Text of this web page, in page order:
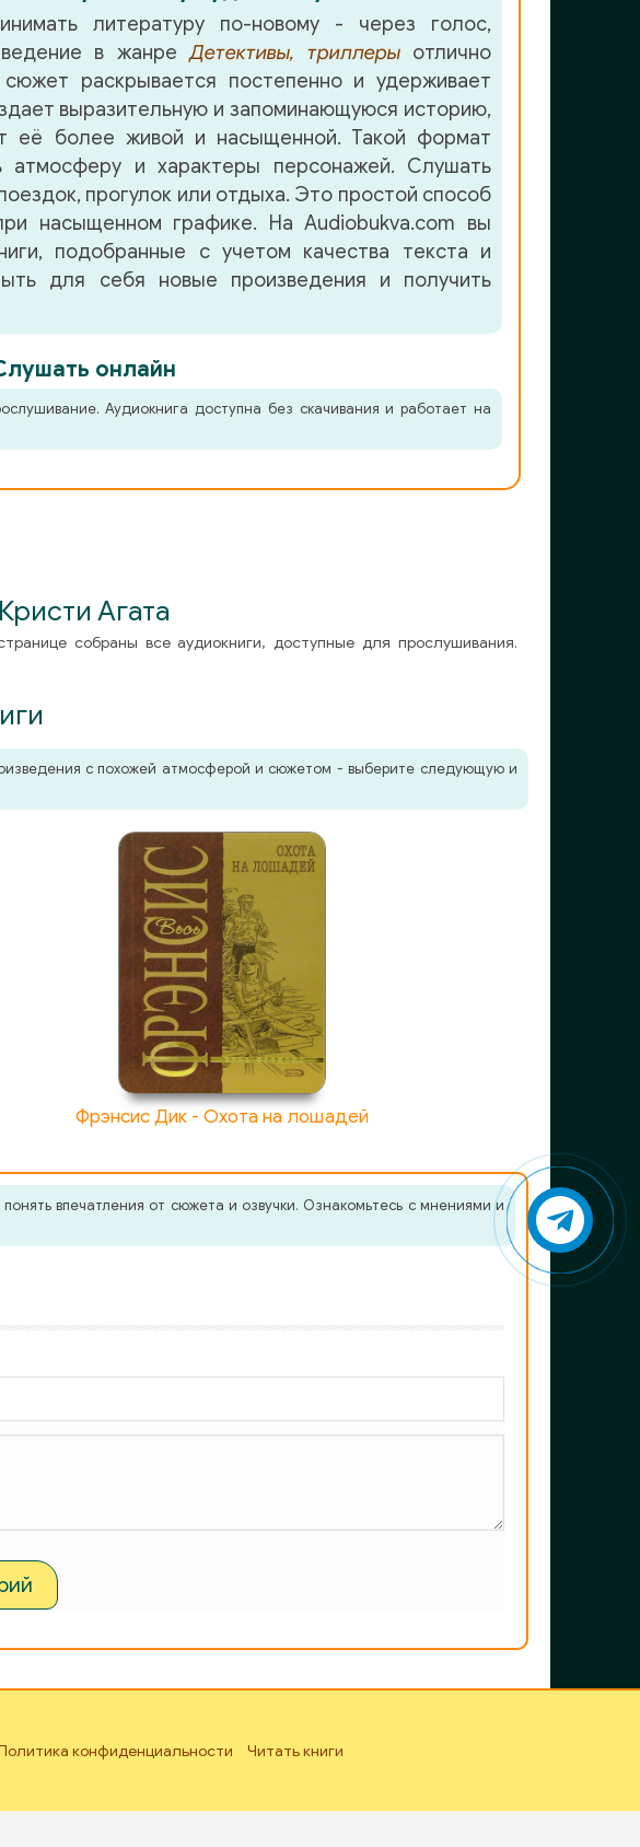
литературу по-новому - через голос,
в жанреДетективы, триллерыотлично
раскрывается постепенно и удерживает
выразительную и запоминающуюся историю,
её более живой и насыщенной. Такой формат
атмосферу и характеры персонажей. Слушать
прогулок или отдыха. Это простой способ
насыщенном графике. На Audiobukva.com вы
подобранные с учетом качества текста и
для себя новые произведения и получить
онлайн
Аудиокнига доступна без скачивания и работает на
Агата
собраны все аудиокниги, доступные для прослушивания.
с похожей атмосферой и сюжетом - выберите следующую и
Фрэнсис Дик - Охота на лошадей
впечатления от сюжета и озвучки. Ознакомьтесь с мнениями и
конфиденциальности Читать книги